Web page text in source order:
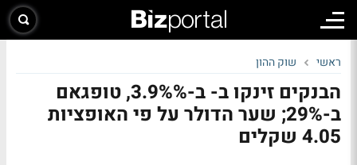
ראשי שוק ההון
הבנקים זינקו ב- ב-3.9%%, טופגאם
ב-29%; שער הדולר על פי האופציות
4.05 שקלים